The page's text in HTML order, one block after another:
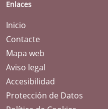
Enlaces
Inicio
Contacte
Mapa web
Aviso legal
Accesibilidad
Protección de Datos